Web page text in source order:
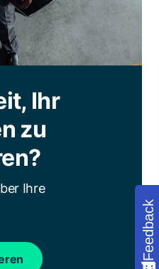
Ihr
zu
Ihre
Feedback